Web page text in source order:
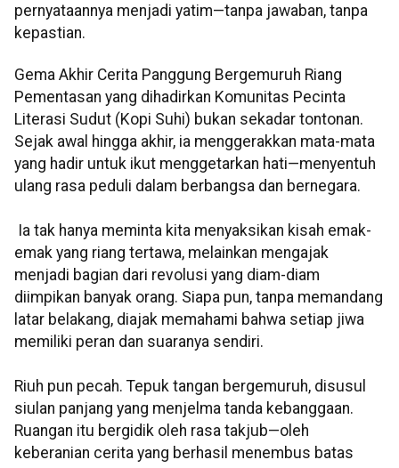
pernyataannya menjadi yatim—tanpa jawaban, tanpa
kepastian.
Gema Akhir Cerita Panggung Bergemuruh Riang
Pementasan yang dihadirkan Komunitas Pecinta
Literasi Sudut (Kopi Suhi) bukan sekadar tontonan.
Sejak awal hingga akhir, ia menggerakkan mata-mata
yang hadir untuk ikut menggetarkan hati—menyentuh
ulang rasa peduli dalam berbangsa dan bernegara.
Ia tak hanya meminta kita menyaksikan kisah emak-
emak yang riang tertawa, melainkan mengajak
menjadi bagian dari revolusi yang diam-diam
diimpikan banyak orang. Siapa pun, tanpa memandang
latar belakang, diajak memahami bahwa setiap jiwa
memiliki peran dan suaranya sendiri.
Riuh pun pecah. Tepuk tangan bergemuruh, disusul
siulan panjang yang menjelma tanda kebanggaan.
Ruangan itu bergidik oleh rasa takjub—oleh
keberanian cerita yang berhasil menembus batas